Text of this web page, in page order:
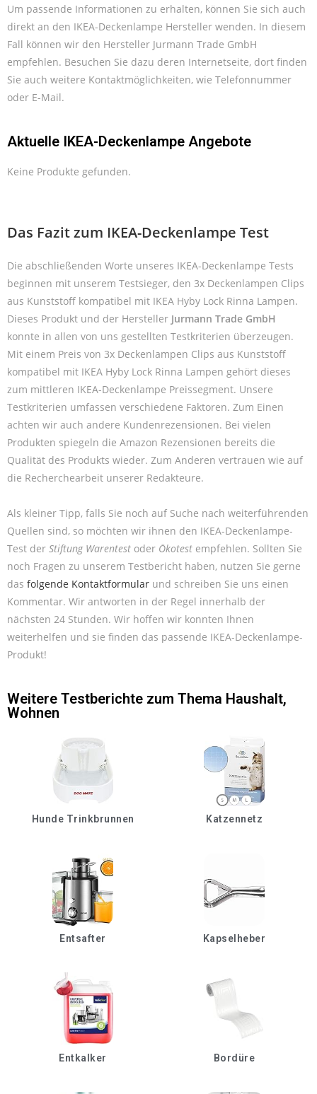
Um passende Informationen zu erhalten, können Sie sich auch
direkt an den IKEA-Deckenlampe Hersteller wenden. In diesem
Fall können wir den Hersteller Jurmann Trade GmbH
empfehlen. Besuchen Sie dazu deren Internetseite, dort finden
Sie auch weitere Kontaktmöglichkeiten, wie Telefonnummer
oder E-Mail.
Aktuelle IKEA-Deckenlampe Angebote
Keine Produkte gefunden.
Das Fazit zum IKEA-Deckenlampe Test
Die abschließenden Worte unseres IKEA-Deckenlampe Tests
beginnen mit unserem Testsieger, den 3x Deckenlampen Clips
aus Kunststoff kompatibel mit IKEA Hyby Lock Rinna Lampen.
Dieses Produkt und der Hersteller Jurmann Trade GmbH
konnte in allen von uns gestellten Testkriterien überzeugen.
Mit einem Preis von 3x Deckenlampen Clips aus Kunststoff
kompatibel mit IKEA Hyby Lock Rinna Lampen gehört dieses
zum mittleren IKEA-Deckenlampe Preissegment. Unsere
Testkriterien umfassen verschiedene Faktoren. Zum Einen
achten wir auch andere Kundenrezensionen. Bei vielen
Produkten spiegeln die Amazon Rezensionen bereits die
Qualität des Produkts wieder. Zum Anderen vertrauen wie auf
die Recherchearbeit unserer Redakteure.
Als kleiner Tipp, falls Sie noch auf Suche nach weiterführenden
Quellen sind, so möchten wir ihnen den IKEA-Deckenlampe-
Test der Stiftung Warentest oder Ökotest empfehlen. Sollten Sie
noch Fragen zu unserem Testbericht haben, nutzen Sie gerne
das folgende Kontaktformular und schreiben Sie uns einen
Kommentar. Wir antworten in der Regel innerhalb der
nächsten 24 Stunden. Wir hoffen wir konnten Ihnen
weiterhelfen und sie finden das passende IKEA-Deckenlampe-
Produkt!
Weitere Testberichte zum Thema Haushalt,
Wohnen
Hunde Trinkbrunnen Katzennetz
Entsafter Kapselheber
Entkalker Bordüre